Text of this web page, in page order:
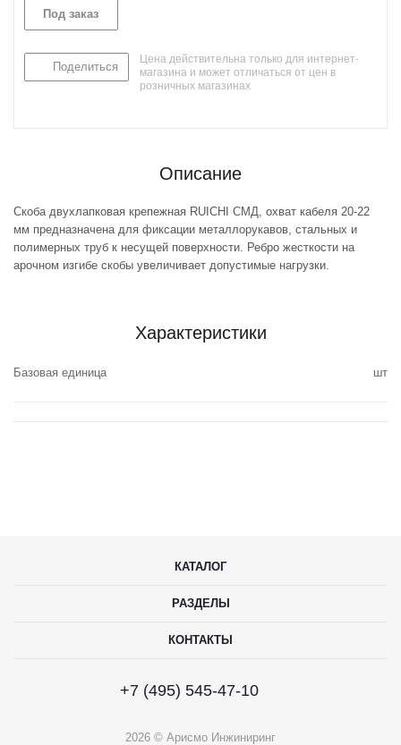
Под заказ
Поделиться
Цена действительна только для интернет-
магазина и может отличаться от цен в
розничных магазинах
Описание
Скоба двухлапковая крепежная RUICHI СМД, охват кабеля 20-22
мм предназначена для фиксации металлорукавов, стальных и
полимерных труб к несущей поверхности. Ребро жесткости на
арочном изгибе скобы увеличивает допустимые нагрузки.
Характеристики
Базовая единица шт
КАТАЛОГ
РАЗДЕЛЫ
КОНТАКТЫ
+7 (495) 545-47-10
2026 © Арисмо Инжиниринг